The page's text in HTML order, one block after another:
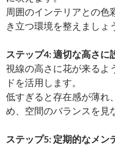
周囲のインテリアとの色
き立つ環境を整えましょ
ステップ4: 適切な高さに
視線の高さに花が来るよ
ドを活用します。
低すぎると存在感が薄れ
め、空間のバランスを見
ステップ5: 定期的なメ